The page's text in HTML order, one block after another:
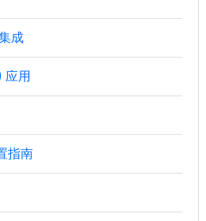
成
应用
指南